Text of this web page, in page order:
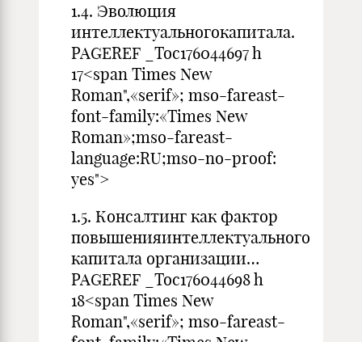
1.4. Эволюция
интеллектуальногокапитала.
PAGEREF _Toc176044697 h
17<span Times New
Roman",«serif»; mso-fareast-
font-family:«Times New
Roman»;mso-fareast-
language:RU;mso-no-proof:
yes">
1.5. Консалтинг как фактор
повышенияинтеллектуального
капитала организации…
PAGEREF _Toc176044698 h
18<span Times New
Roman",«serif»; mso-fareast-